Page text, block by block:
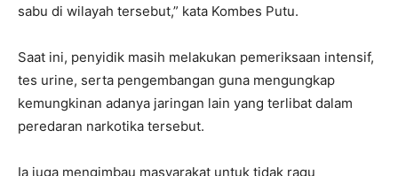
sabu di wilayah tersebut,” kata Kombes Putu.
Saat ini, penyidik masih melakukan pemeriksaan intensif,
tes urine, serta pengembangan guna mengungkap
kemungkinan adanya jaringan lain yang terlibat dalam
peredaran narkotika tersebut.
Ia juga mengimbau masyarakat untuk tidak ragu